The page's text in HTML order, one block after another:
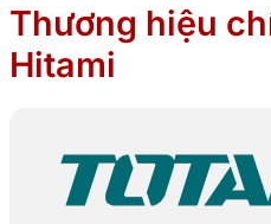
Thương hiệu
Hitami